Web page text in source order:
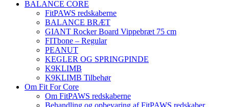
BALANCE CORE
FitPAWS redskaberne
BALANCE BRÆT
GIANT Rocker Board Vippebræt 75 cm
FITbone – Regular
PEANUT
KEGLER OG SPRINGPINDE
K9KLIMB
K9KLIMB Tilbehør
Om Fit For Core
Om FitPAWS redskaberne
Behandling og opbevaring af FitPAWS redskaber